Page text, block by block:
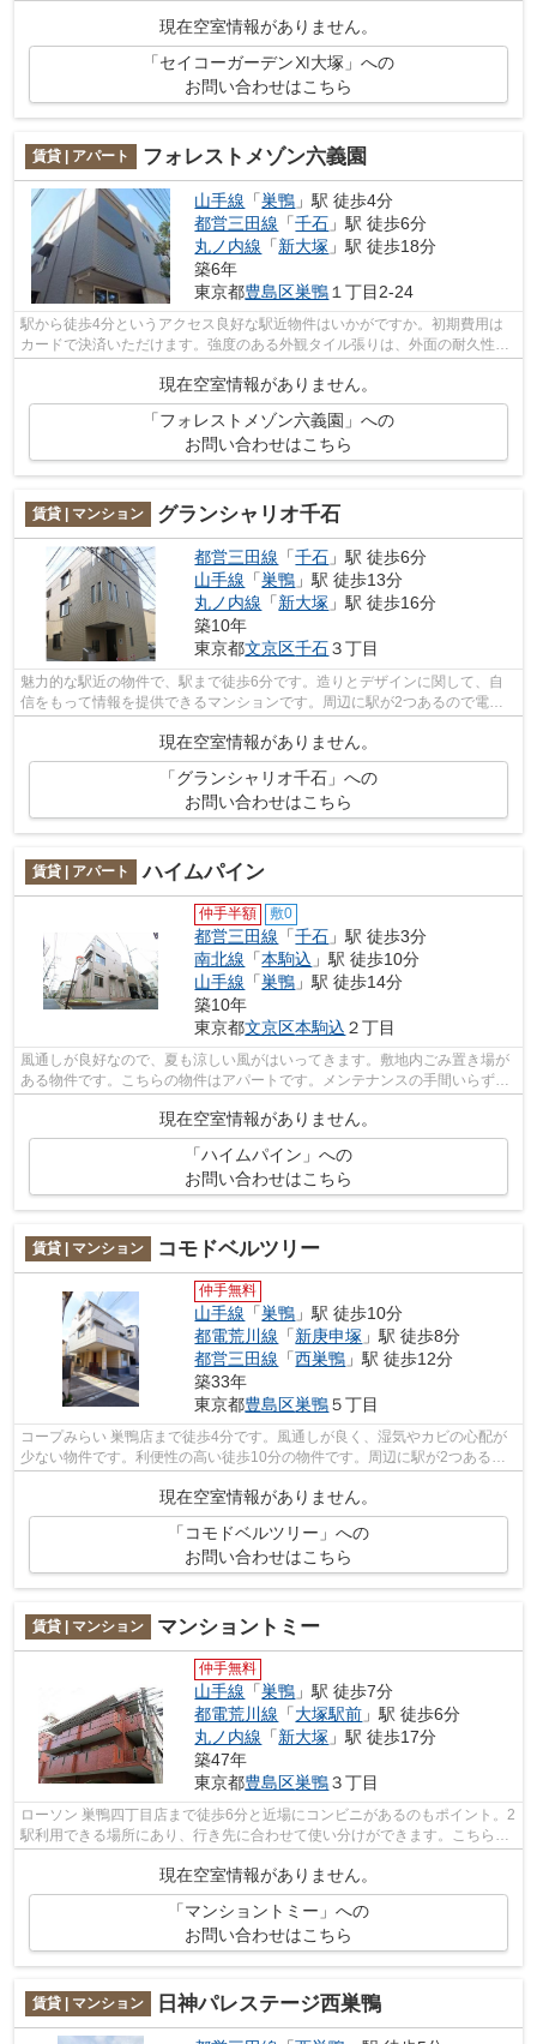
現在空室情報がありません。
「セイコーガーデンⅪ大塚」への
お問い合わせはこちら
賃貸 | アパート フォレストメゾン六義園
山手線 「巣鴨 」駅 徒歩4分
都営三田線 「千石 」駅 徒歩6分
丸ノ内線 「新大塚 」駅 徒歩18分
築6年
東京都豊島区巣鴨 １丁目2-24
駅から徒歩4分というアクセス良好な駅近物件はいかがですか。初期費用は
カードで決済いただけます。強度のある外観タイル張りは、外面の耐久性に
現在空室情報がありません。
「フォレストメゾン六義園」への
お問い合わせはこちら
賃貸 | マンション グランシャリオ千石
都営三田線 「千石 」駅 徒歩6分
山手線 「巣鴨 」駅 徒歩13分
丸ノ内線 「新大塚 」駅 徒歩16分
築10年
東京都文京区千石３丁目
魅力的な駅近の物件で、駅まで徒歩6分です。造りとデザインに関して、自
信をもって情報を提供できるマンションです。周辺に駅が2つあるので電車
現在空室情報がありません。
「グランシャリオ千石」への
お問い合わせはこちら
賃貸 | アパート ハイムパイン
仲手半額 敷0
都営三田線 「千石 」駅 徒歩3分
南北線 「本駒込 」駅 徒歩10分
山手線 「巣鴨 」駅 徒歩14分
築10年
東京都文京区本駒込 ２丁目
風通しが良好なので、夏も涼しい風がはいってきます。敷地内ごみ置き場が
ある物件です。こちらの物件はアパートです。メンテナンスの手間いらずで
嬉しい、外観タイル張りを採用してお...
現在空室情報がありません。
「ハイムパイン」への
お問い合わせはこちら
賃貸 | マンション コモドベルツリー
仲手無料
山手線 「巣鴨 」駅 徒歩10分
都電荒川線 「新庚申塚 」駅 徒歩8分
都営三田線 「西巣鴨 」駅 徒歩12分
築33年
東京都豊島区巣鴨５丁目
コープみらい 巣鴨店まで徒歩4分です。風通しが良く、湿気やカビの心配が
少ない物件です。利便性の高い徒歩10分の物件です。周辺に駅が2つあるの
現在空室情報がありません。
「コモドベルツリー」への
お問い合わせはこちら
賃貸 | マンション マンショントミー
仲手無料
山手線 「巣鴨 」駅 徒歩7分
都電荒川線 「大塚駅前 」駅 徒歩6分
丸ノ内線 「新大塚 」駅 徒歩17分
築47年
東京都豊島区巣鴨３丁目
ローソン 巣鴨四丁目店まで徒歩6分と近場にコンビニがあるのもポイント。2
駅利用できる場所にあり、行き先に合わせて使い分けができます。こちらは
マンションタイプになります。四季折...
現在空室情報がありません。
「マンショントミー」への
お問い合わせはこちら
賃貸 | マンション 日神パレステージ西巣鴨